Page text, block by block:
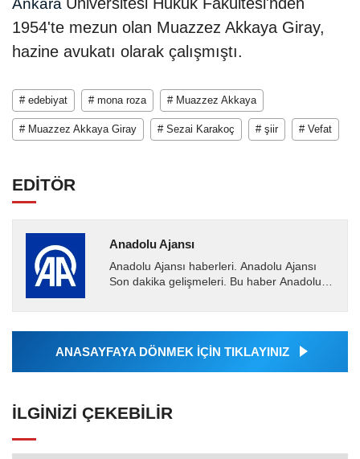
Ankara
1954'te mezun olan Muazzez Akkaya Giray,
hazine avukatı olarak çalışmıştı.
# edebiyat # mona roza # Muazzez Akkaya
# Muazzez Akkaya Giray # Sezai Karakoç # şiir # Vefat
EDİTÖR
Anadolu Ajansı
Anadolu Ajansı haberleri. Anadolu Ajansı
Son dakika gelişmeleri. Bu haber Anadolu
Ajansı tarafından...
ANASAYFAYA DÖNMEK İÇİN TIKLAYINIZ
İLGINIZI ÇEKEBILIR